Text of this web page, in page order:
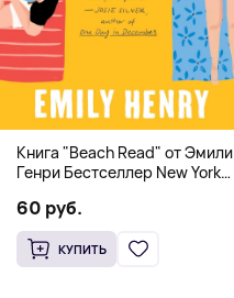
Книга "Beach Read" от Эмили
Генри Бестселлер New York
60 руб.
КУПИТЬ